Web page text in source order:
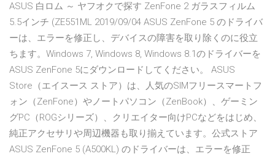
ASUS 白ロム ～ ヤフオクで探す ZenFone 2 ガラスフィルム
5.5インチ (ZE551ML 2019/09/04 ASUS ZenFone 5 のドライバ
ーは、エラーを修正し、デバイスの障害を取り除くのに役立
ちます。Windows 7, Windows 8, Windows 8.1のドライバーを
ASUS ZenFone 5にダウンロードしてください。 ASUS
Store（エイスース ストア）は、人気のSIMフリースマートフ
ォン（ZenFone）やノートパソコン（ZenBook）、ゲーミン
グPC（ROGシリーズ）、クリエイター向けPCなどをはじめ、
純正アクセサリや周辺機器も取り揃えています。公式ストア
ASUS ZenFone 5 (A500KL) のドライバーは、エラーを修正